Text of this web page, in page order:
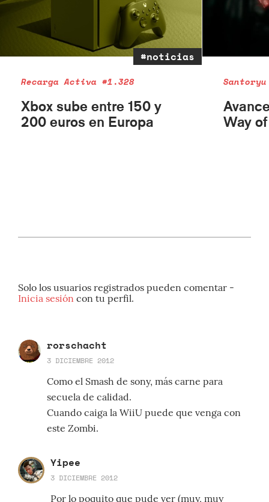
#noticias
Recarga Activa #1.328
Xbox sube entre 150 y
200 euros en Europa
Way
Solo los usuarios registrados pueden comentar -
Inicia sesión con tu perfil.
rorschacht
3 DICIEMBRE 2012
Como el Smash de sony, más carne para
secuela de calidad.
Cuando caiga la WiiU puede que venga con
este Zombi.
Yipee
3 DICIEMBRE 2012
Por lo poquito que pude ver (muy, muy